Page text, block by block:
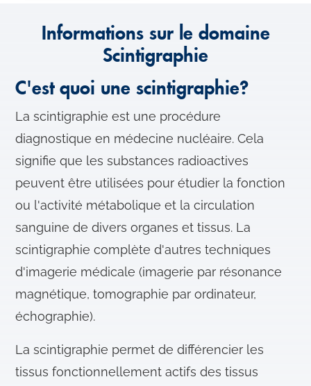
Informations sur le domaine
Scintigraphie
C'est quoi une scintigraphie?
La scintigraphie est une procédure
diagnostique en médecine nucléaire. Cela
signifie que les substances radioactives
peuvent être utilisées pour étudier la fonction
ou l'activité métabolique et la circulation
sanguine de divers organes et tissus. La
scintigraphie complète d'autres techniques
d'imagerie médicale (imagerie par résonance
magnétique, tomographie par ordinateur,
échographie).
La scintigraphie permet de différencier les
tissus fonctionnellement actifs des tissus